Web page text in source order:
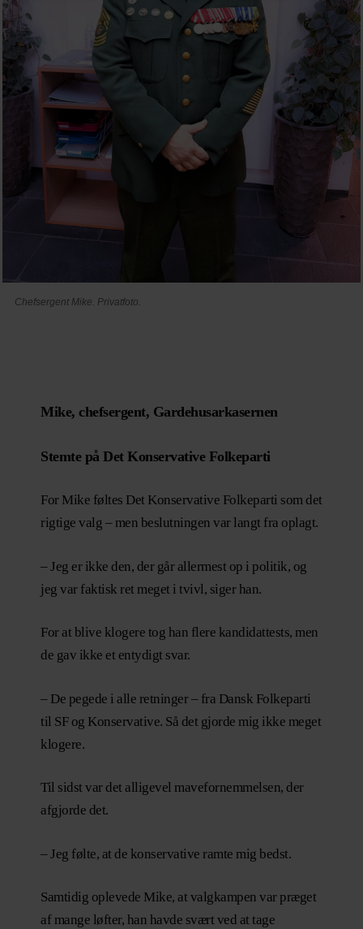
Chefsergent Mike. Privatfoto.
Mike, chefsergent, Gardehusarkasernen
Stemte på Det Konservative Folkeparti
For Mike føltes Det Konservative Folkeparti som det
rigtige valg – men beslutningen var langt fra oplagt.
– Jeg er ikke den, der går allermest op i politik, og
jeg var faktisk ret meget i tvivl, siger han.
For at blive klogere tog han flere kandidattests, men
de gav ikke et entydigt svar.
– De pegede i alle retninger – fra Dansk Folkeparti
til SF og Konservative. Så det gjorde mig ikke meget
klogere.
Til sidst var det alligevel mavefornemmelsen, der
afgjorde det.
– Jeg følte, at de konservative ramte mig bedst.
Samtidig oplevede Mike, at valgkampen var præget
af mange løfter, han havde svært ved at tage